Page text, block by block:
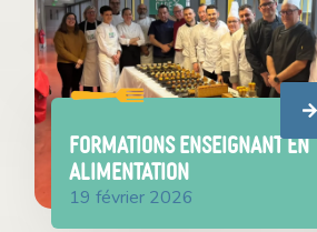
FORMATIONS ENSEIGNANT EN
ALIMENTATION
19 février 2026